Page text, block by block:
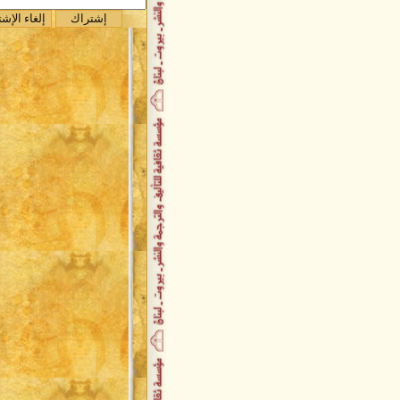
"
صدر حديثاً / قراءة نفسية في
الطف
صدر حديثاً / ديوان جبر مانوليا
صدر حديثاً / فأشارت إليه
صدر حديثاً / رقص على مقامات
المطر
تكريم وحفل توقيع حاشد للسفير
علي عجمي
حفل توقيع أحلام موجوعة
توقيع ديوان حقول الجسد
باسلة زعيتر تُصدر باكورة أعمالها
السفير علي عجمي يُصدر حقول
الجسد
صدر حديثاً عن دار الأمير كتاب
الانتصار
جديد دار الأمير : مختصر كتاب
للدكتور علي شريعتي
صدر حديثاً كتاب دم ابيض
اصدارات مركز الحضارة لتنمية
الفكر الإسلامي